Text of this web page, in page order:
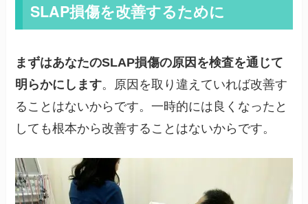
SLAP損傷を改善するために
まずはあなたのSLAP損傷の原因を検査を通じて
明らかにします。原因を取り違えていれば改善す
ることはないからです。一時的には良くなったと
しても根本から改善することはないからです。